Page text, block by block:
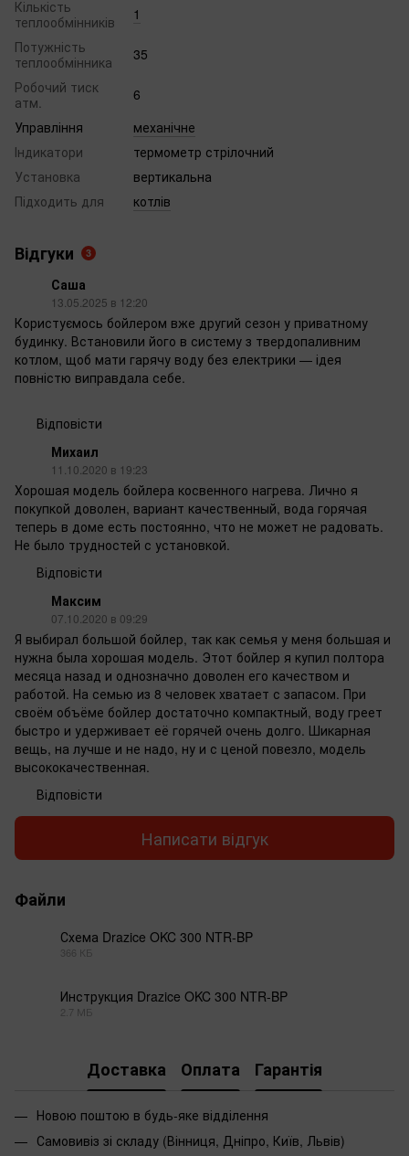
Кількість
теплообмінників
1
Потужність
теплообмінника
35
Робочий тиск
атм.
6
Управління
механічне
Індикатори
термометр стрілочний
Установка
вертикальна
Підходить для
котлів
Відгуки 3
Саша
13.05.2025 в 12:20
Користуємось бойлером вже другий сезон у приватному
будинку. Встановили його в систему з твердопаливним
котлом, щоб мати гарячу воду без електрики — ідея
повністю виправдала себе.
Відповісти
Михаил
11.10.2020 в 19:23
Хорошая модель бойлера косвенного нагрева. Лично я
покупкой доволен, вариант качественный, вода горячая
теперь в доме есть постоянно, что не может не радовать.
Не было трудностей с установкой.
Відповісти
Максим
07.10.2020 в 09:29
Я выбирал большой бойлер, так как семья у меня большая и
нужна была хорошая модель. Этот бойлер я купил полтора
месяца назад и однозначно доволен его качеством и
работой. На семью из 8 человек хватает с запасом. При
своём объёме бойлер достаточно компактный, воду греет
быстро и удерживает её горячей очень долго. Шикарная
вещь, на лучше и не надо, ну и с ценой повезло, модель
высококачественная.
Відповісти
Написати відгук
Файли
Схема Drazice OKC 300 NTR-BP
366 КБ
Инструкция Drazice OKC 300 NTR-BP
2.7 МБ
Доставка Оплата Гарантія
Новою поштою в будь-яке відділення
Самовивіз зі складу (Вінниця, Дніпро, Київ, Львів)